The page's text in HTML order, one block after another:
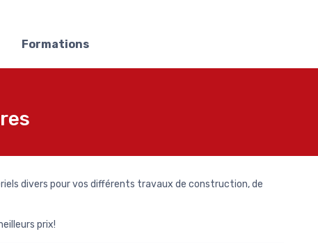
Formations
divers pour vos différents travaux de construction, de
prix!